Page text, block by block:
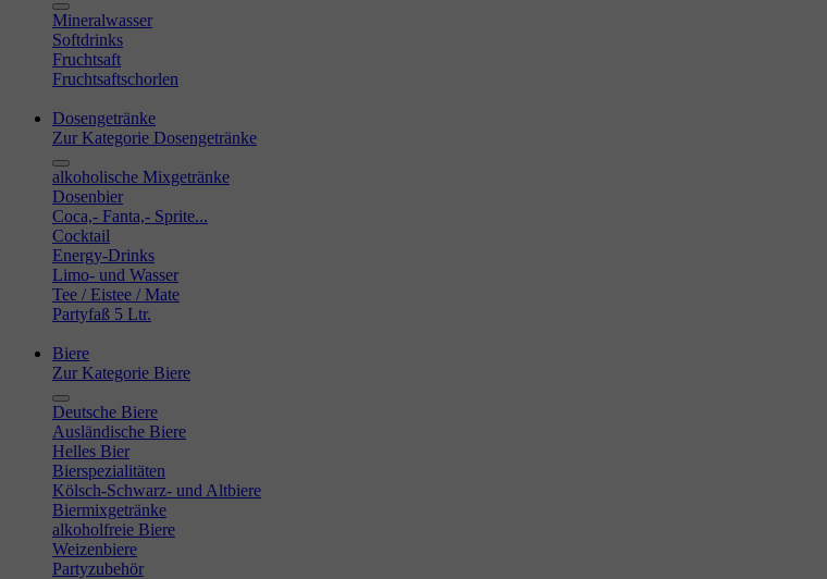
Mineralwasser
Softdrinks
Fruchtsaft
Fruchtsaftschorlen
Dosengetränke
Zur Kategorie Dosengetränke
alkoholische Mixgetränke
Dosenbier
Coca,- Fanta,- Sprite...
Cocktail
Energy-Drinks
Limo- und Wasser
Tee / Eistee / Mate
Partyfaß 5 Ltr.
Biere
Zur Kategorie Biere
Deutsche Biere
Ausländische Biere
Helles Bier
Bierspezialitäten
Kölsch-Schwarz- und Altbiere
Biermixgetränke
alkoholfreie Biere
Weizenbiere
Partyzubehör